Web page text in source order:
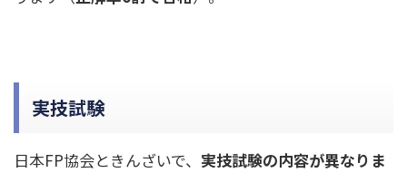
実技試験
日本FP協会ときんざいで、 実技試験の内容が異なりま